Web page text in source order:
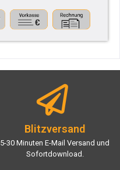
Blitzversand
5-30 Minuten E-Mail Versand und
Sofortdownload.